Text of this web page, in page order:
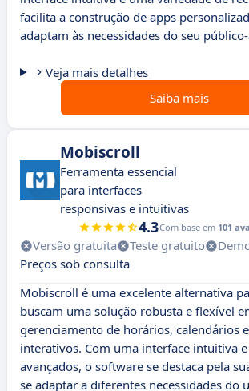
facilita a construção de apps
adaptam às necessidades do seu
Veja mais detalhes
Saiba mais
Mobiscroll
Ferramenta essencial
para interfaces
responsivas e intuitivas
4.3Com base em 101
Versão gratuita Teste gratuito
Preços sob consulta
Mobiscroll é uma excelente alternativa
buscam uma solução robusta e flexível
gerenciamento de horários, calendários
interativos. Com uma interface intuitiva
avançados, o software se destaca pela
se adaptar a diferentes necessidades do